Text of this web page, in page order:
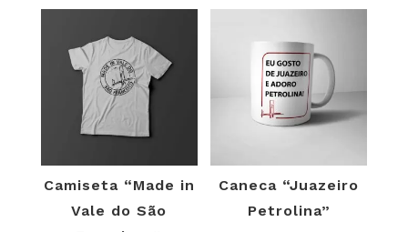
Camiseta “Made in
Vale do São
Caneca “Juazeiro
Petrolina”